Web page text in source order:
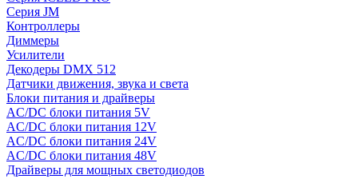
Серия JM
Контроллеры
Диммеры
Усилители
Декодеры DMX 512
Датчики движения, звука и света
Блоки питания и драйверы
AC/DC блоки питания 5V
AC/DC блоки питания 12V
AC/DC блоки питания 24V
AC/DC блоки питания 48V
Драйверы для мощных светодиодов